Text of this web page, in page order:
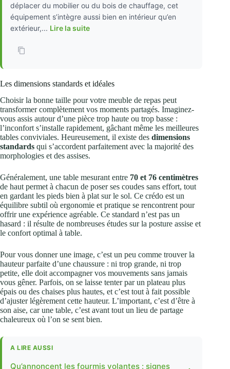
déplacer du mobilier ou du bois de chauffage, cet
équipement s’intègre aussi bien en intérieur qu’en
extérieur,... Lire la suite
Les dimensions standards et idéales
Choisir la bonne taille pour votre meuble de repas peut
transformer complètement vos moments partagés. Imaginez-
vous assis autour d’une pièce trop haute ou trop basse :
l’inconfort s’installe rapidement, gâchant même les meilleures
tables conviviales. Heureusement, il existe des dimensions
standards qui s’accordent parfaitement avec la majorité des
morphologies et des assises.
Généralement, une table mesurant entre 70 et 76 centimètres
de haut permet à chacun de poser ses coudes sans effort, tout
en gardant les pieds bien à plat sur le sol. Ce crédo est un
équilibre subtil où ergonomie et pratique se rencontrent pour
offrir une expérience agréable. Ce standard n’est pas un
hasard : il résulte de nombreuses études sur la posture assise et
le confort optimal à table.
Pour vous donner une image, c’est un peu comme trouver la
hauteur parfaite d’une chaussure : ni trop grande, ni trop
petite, elle doit accompagner vos mouvements sans jamais
vous gêner. Parfois, on se laisse tenter par un plateau plus
épais ou des chaises plus hautes, et c’est tout à fait possible
d’ajuster légèrement cette hauteur. L’important, c’est d’être à
son aise, car une table, c’est avant tout un lieu de partage
chaleureux où l’on se sent bien.
A LIRE AUSSI
Qu’annoncent les fourmis volantes : signes